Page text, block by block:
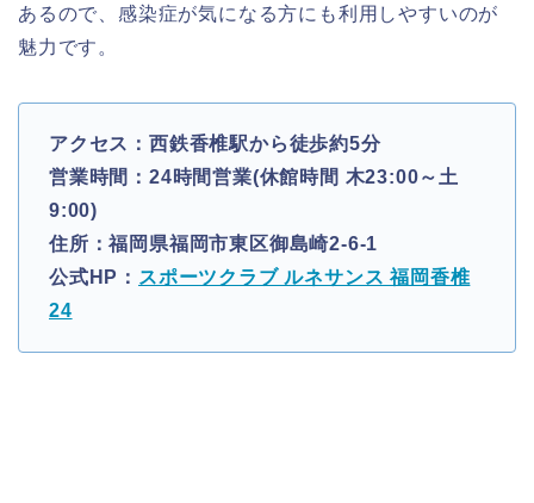
あるので、感染症が気になる方にも利用しやすいのが
魅力です。
アクセス：西鉄香椎駅から徒歩約5分
営業時間：24時間営業(休館時間 木23:00～土
9:00)
住所：福岡県福岡市東区御島崎2-6-1
公式HP： スポーツクラブ ルネサンス 福岡香椎
24